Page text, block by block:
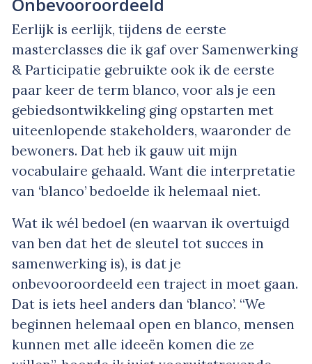
Eerlijk is eerlijk, tijdens de eerste
masterclasses die ik gaf over Samenwerking
& Participatie gebruikte ook ik de eerste
paar keer de term blanco, voor als je een
gebiedsontwikkeling ging opstarten met
uiteenlopende stakeholders, waaronder de
bewoners. Dat heb ik gauw uit mijn
vocabulaire gehaald. Want die interpretatie
van ‘blanco’ bedoelde ik helemaal niet.
Wat ik wél bedoel (en waarvan ik overtuigd
van ben dat het de sleutel tot succes in
samenwerking is), is dat je
onbevooroordeeld een traject in moet gaan.
Dat is iets heel anders dan ‘blanco’. “We
beginnen helemaal open en blanco, mensen
kunnen met alle ideeën komen die ze